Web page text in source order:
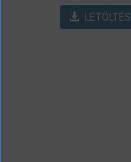
LETÖLTÉS